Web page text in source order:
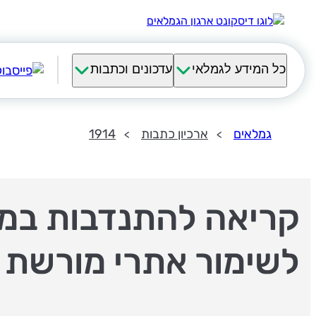
כל המידע לגמלאי עדכונים וכתבות
גמלאים ארכיון כתבות 1914
קריאה להתנדבות
לשימור אתרי מורשת